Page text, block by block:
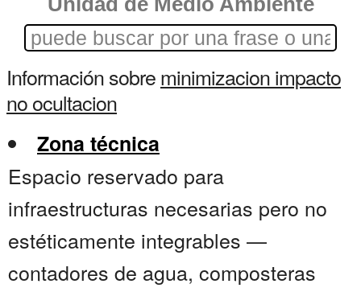
Información sobreminimizacion impacto
no ocultacion
Zona técnica
Espacio reservado para
infraestructuras necesarias pero no
estéticamente integrables —
contadores de agua, composteras